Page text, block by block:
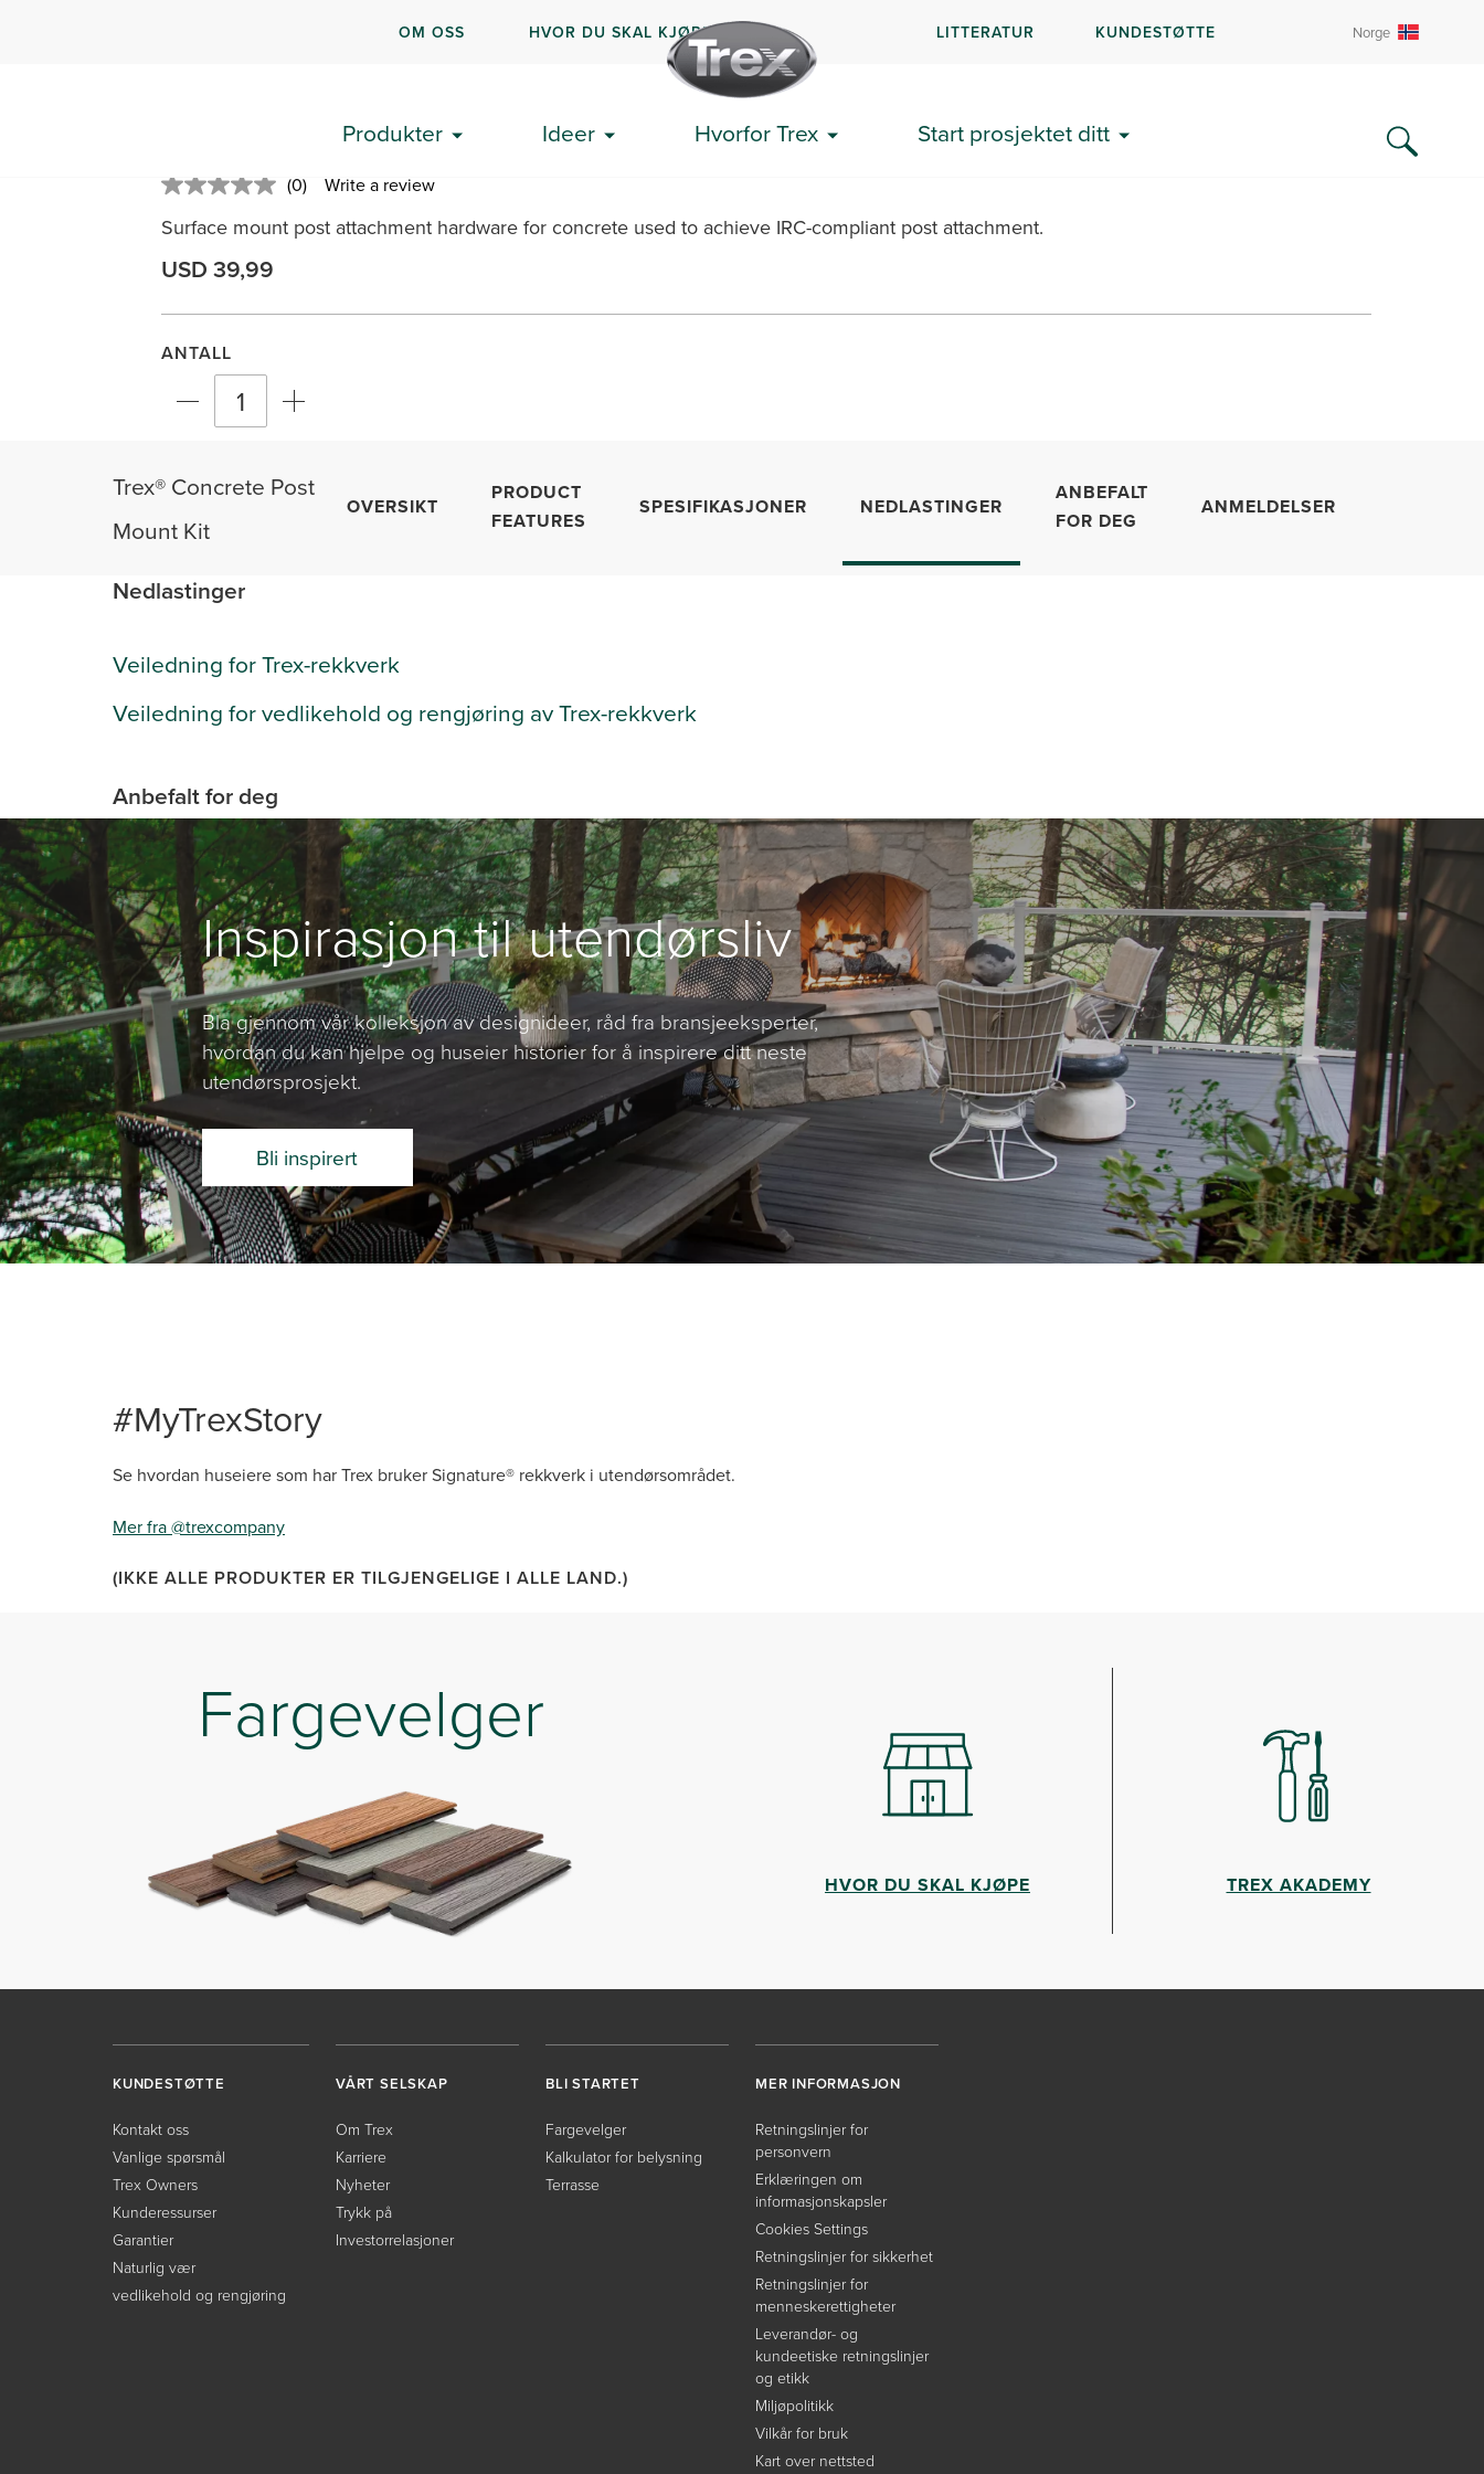
OM OSS HVOR DU SKAL KJØPE LITTERATUR KUNDESTØTTE Norge
Produkter Ideer Hvorfor Trex Start prosjektet ditt
No
value.
Same
(0) Write a review
Surface mount post attachment hardware for concrete used to achieve IRC-compliant post attachment.
USD 39,99
ANTALL
Trex® Concrete Post
Mount Kit
OVERSIKT
PRODUCT
FEATURES
SPESIFIKASJONER NEDLASTINGER
ANBEFALT
FOR DEG
ANMELDELSER
Nedlastinger
Veiledning for Trex-rekkverk
Veiledning for vedlikehold og rengjøring av Trex-rekkverk
Anbefalt for deg
Inspirasjon til utendørsliv
Bla gjennom vår kolleksjon av designideer, råd fra bransjeeksperter,
hvordan du kan hjelpe og huseier historier for å inspirere ditt neste
utendørsprosjekt.
Bli inspirert
#MyTrexStory
Se hvordan huseiere som har Trex bruker Signature® rekkverk i utendørsområdet.
Mer fra @trexcompany
(IKKE ALLE PRODUKTER ER TILGJENGELIGE I ALLE LAND.)
Fargevelger
HVOR DU SKAL KJØPE TREX AKADEMY
KUNDESTØTTE
Kontakt oss
Vanlige spørsmål
Trex Owners
Kunderessurser
Garantier
Naturlig vær
vedlikehold og rengjøring
VÅRT SELSKAP
Om Trex
Karriere
Nyheter
Trykk på
Investorrelasjoner
BLI STARTET
Fargevelger
Kalkulator for belysning
Terrasse
MER INFORMASJON
Retningslinjer for
personvern
Erklæringen om
informasjonskapsler
Cookies Settings
Retningslinjer for sikkerhet
Retningslinjer for
menneskerettigheter
Leverandør- og
kundeetiske retningslinjer
og etikk
Miljøpolitikk
Vilkår for bruk
Kart over nettsted